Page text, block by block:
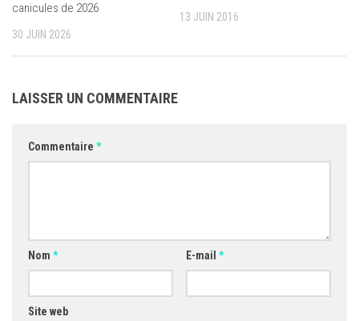
canicules de 2026
30 JUIN 2026
13 JUIN 2016
LAISSER UN COMMENTAIRE
Commentaire *
Nom * E-mail *
Site web